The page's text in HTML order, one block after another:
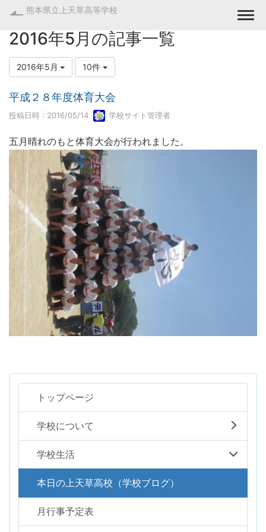
熊本県立上天草高等学校
2016年5月の記事一覧
2016年5月 10件
平成２８年度体育大会
投稿日時 : 2016/05/14 学校サイト管理者
五月晴れのもと体育大会が行われました。
トップページ
学校について
学校生活
本日の上天草高校（学校ブログ）
月行事予定表